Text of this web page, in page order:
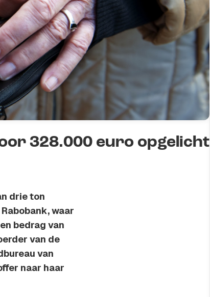
328.000 euro opgelicht
drie ton
waar
bedrag van
van de
van
naar haar